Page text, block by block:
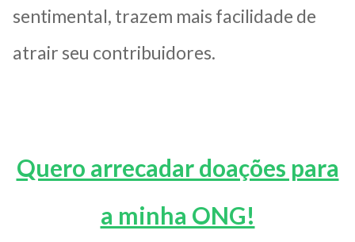
sentimental, trazem mais facilidade de
atrair seu contribuidores.
Quero arrecadar doações para
a minha ONG!